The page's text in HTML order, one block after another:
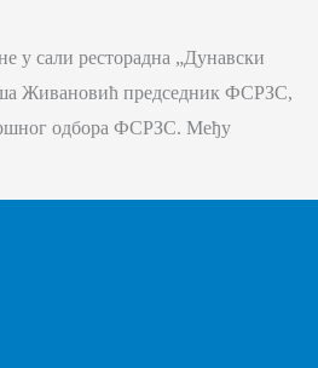
ресторадна „Дунавски
Живановић председник ФСРЗС,
одбора ФСРЗС. Међу